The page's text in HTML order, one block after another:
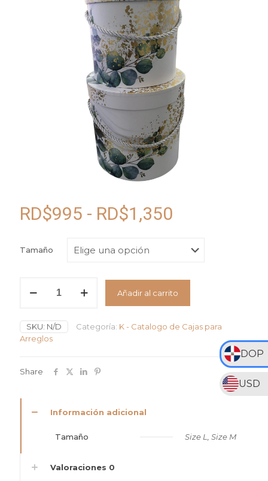
DOP
USD
RD$995 - RD$1,350
precios:
RD$995
hasta
RD$1,350
Tamaño
Redonda
Con
Impresión
y
Añadir al carrito
SKU: N/D Categoría: K - Catalogo de Cajas para
Arreglos
Share
Información adicional
Tamaño Size L, Size M
Valoraciones 0